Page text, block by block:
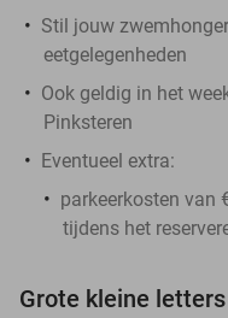
Stil jouw
eetgelegenheden
Ook geldig in het
Pinksteren
Eventueel extra:
parkeerkosten van
tijdens het
Grote kleine letters